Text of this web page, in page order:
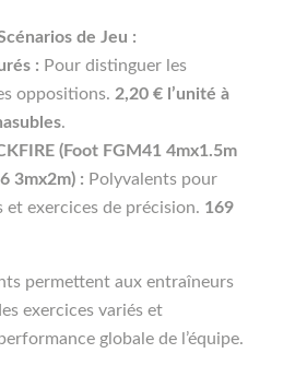
de Jeu :
: Pour distinguer les
oppositions. 2,20 € l’unité à
.
(Foot FGM41 4mx1.5m
3mx2m) : Polyvalents pour
et exercices de précision. 169
permettent aux entraîneurs
exercices variés et
globale de l’équipe.